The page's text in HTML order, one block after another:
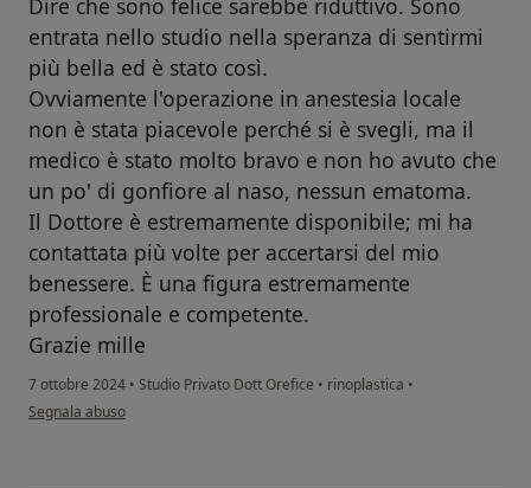
Dire che sono felice sarebbe riduttivo. Sono
entrata nello studio nella speranza di sentirmi
più bella ed è stato così.
Ovviamente l'operazione in anestesia locale
non è stata piacevole perché si è svegli, ma il
medico è stato molto bravo e non ho avuto che
un po' di gonfiore al naso, nessun ematoma.
Il Dottore è estremamente disponibile; mi ha
contattata più volte per accertarsi del mio
benessere. È una figura estremamente
professionale e competente.
Grazie mille
7 ottobre 2024 • Studio Privato Dott Orefice • rinoplastica •
secondo l'opinione dell'utente Giorgia Abbate
Segnala abuso